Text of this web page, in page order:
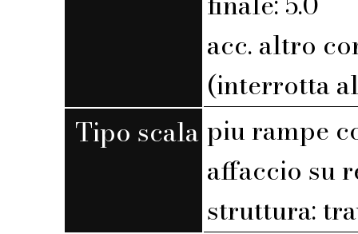
acc. altro
(interrotta
Tipo scala piu rampe
affaccio su
struttura: